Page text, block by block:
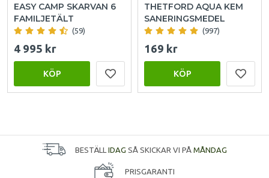
EASY CAMP SKARVAN 6
FAMILJETÄLT
(59)
4 995 kr
KÖP
THETFORD AQUA KEM
SANERINGSMEDEL
(997)
169 kr
KÖP
BESTÄLL IDAG SÅ SKICKAR VI PÅ MÅNDAG
PRISGARANTI